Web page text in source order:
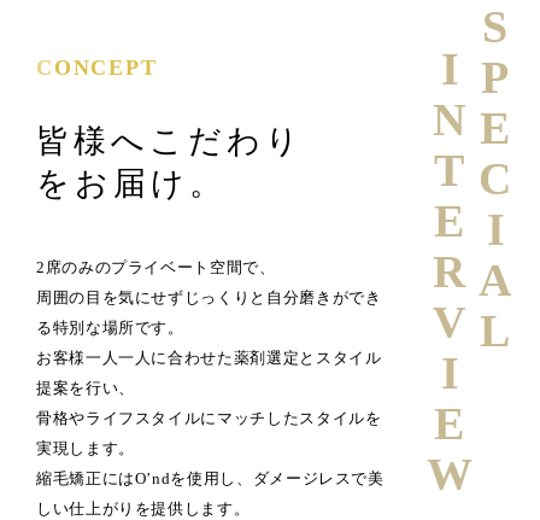
CONCEPT
皆様へこだわり
をお届け。
2席のみのプライベート空間で、
周囲の目を気にせずじっくりと自分磨きができ
る特別な場所です。
お客様一人一人に合わせた薬剤選定とスタイル
提案を行い、
骨格やライフスタイルにマッチしたスタイルを
実現します。
縮毛矯正にはO’ndを使用し、ダメージレスで美
しい仕上がりを提供します。
SPECIAL
INTERVIEW